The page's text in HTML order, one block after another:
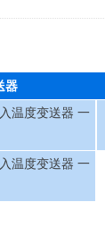
器
温度变送器 一
温度变送器 一